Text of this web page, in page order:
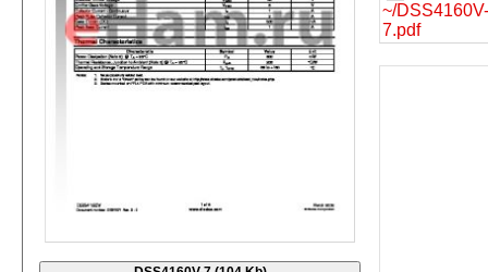
~/DSS4160V-
7.pdf